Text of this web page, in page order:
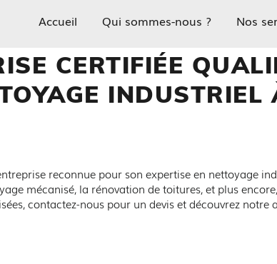
Accueil Qui sommes-nous ? Nos
CERTIFIÉE
INDUSTRIEL
reconnue pour son expertise en nettoyage
mécanisé, la rénovation de toitures, et plus
contactez-nous pour un devis et découvrez notre